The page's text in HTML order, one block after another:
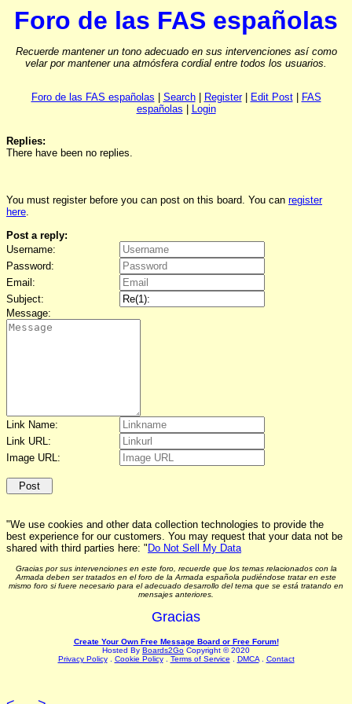
Foro de las FAS españolas
Recuerde mantener un tono adecuado en sus intervenciones así como
velar por mantener una atmósfera cordial entre todos los usuarios.
Foro de las FAS españolas Search| Register| Edit Post|
FAS
españolas
Login
Replies:
There have been no replies.
You must register before you can post on this board. You can register
here.
Post a reply:
Username:
Password:
Email:
Subject:
Message:
Link Name:
Link URL:
Image URL:
"We use cookies and other data collection technologies to provide the
best experience for our customers. You may request that your data not be
shared with third parties here: " Do Not Sell My Data
Gracias por sus intervenciones en este foro, recuerde que los temas relacionados con la
Armada deben ser tratados en el foro de la Armada española pudiéndose tratar en este
mismo foro si fuere necesario para el adecuado desarrollo del tema que se está tratando en
mensajes anteriores.
Gracias
Create Your Own Free Message Board or Free Forum!
Hosted By Boards2Go Copyright © 2020
Privacy Policy. Cookie Policy. Terms of Service DMCA. Contact